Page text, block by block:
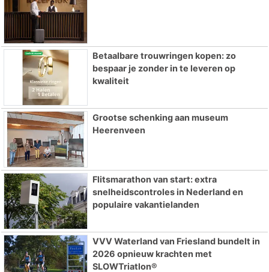
Betaalbare trouwringen kopen: zo
bespaar je zonder in te leveren op
kwaliteit
Grootse schenking aan museum
Heerenveen
Flitsmarathon van start: extra
snelheidscontroles in Nederland en
populaire vakantielanden
VVV Waterland van Friesland bundelt in
2026 opnieuw krachten met
SLOWTriatlon®